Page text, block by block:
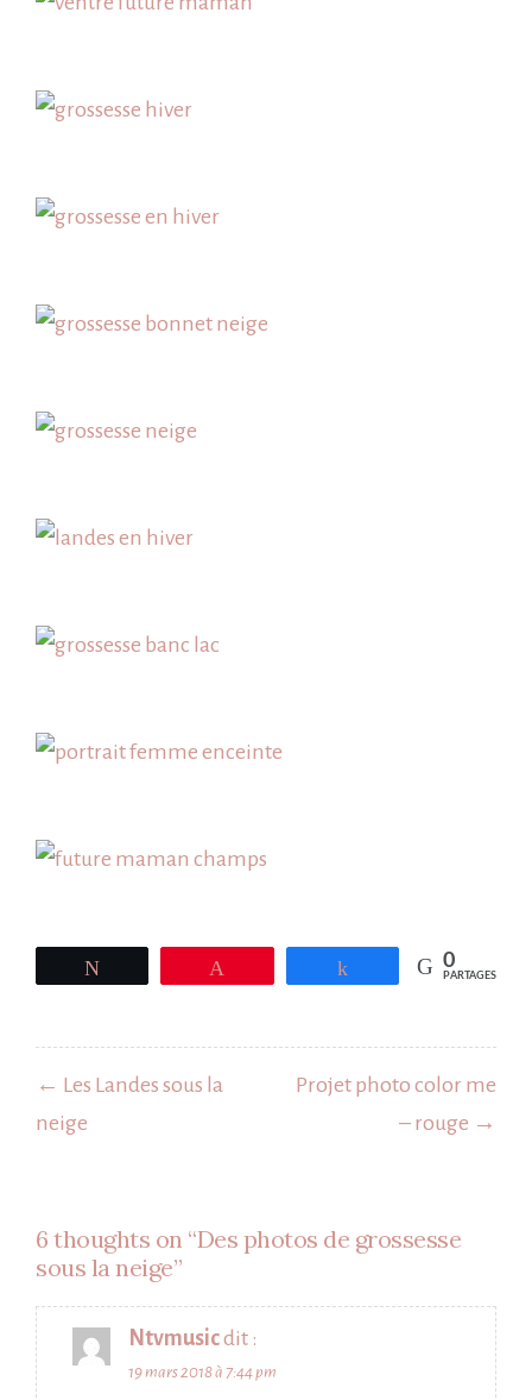
Partagez 0
PARTAGES
de
l’article
← Les Landes sous la
neige
Projet photo color me
– rouge →
6 thoughts on “Des photos de grossesse
sous la neige”
Ntvmusicdit :
19 mars 2018 à 7:44 pm